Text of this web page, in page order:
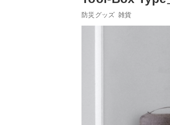
防災グッズ 雑貨